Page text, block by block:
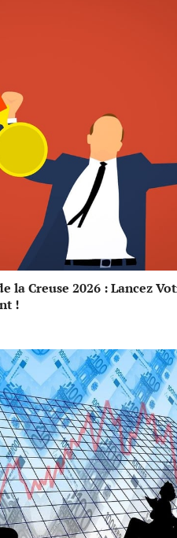
la Creuse 2026 : Lancez
!